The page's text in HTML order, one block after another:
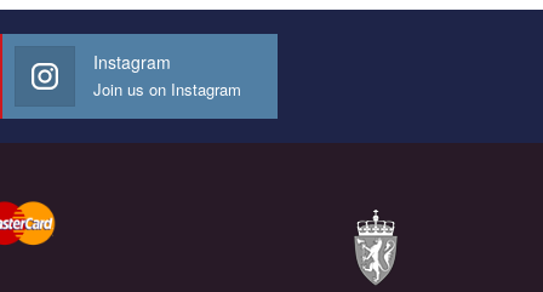
Instagram
Join us on Instagram